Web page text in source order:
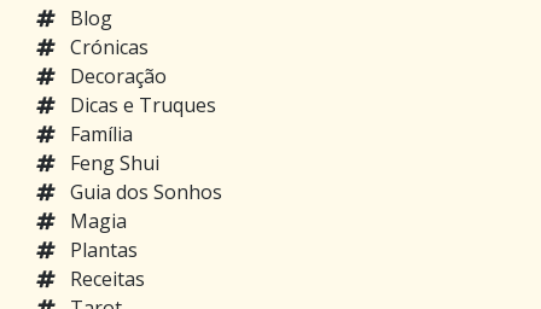
Blog
Crónicas
Decoração
Dicas e Truques
Família
Feng Shui
Guia dos Sonhos
Magia
Plantas
Receitas